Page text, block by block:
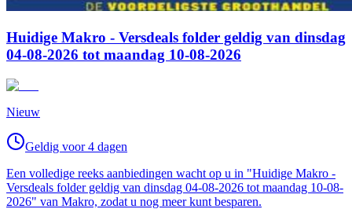
Huidige Makro - Versdeals folder geldig van dinsdag
04-08-2026 tot maandag 10-08-2026
Nieuw
Geldig voor 4 dagen
Een volledige reeks aanbiedingen wacht op u in "Huidige Makro -
Versdeals folder geldig van dinsdag 04-08-2026 tot maandag 10-08-
2026" van Makro, zodat u nog meer kunt besparen.